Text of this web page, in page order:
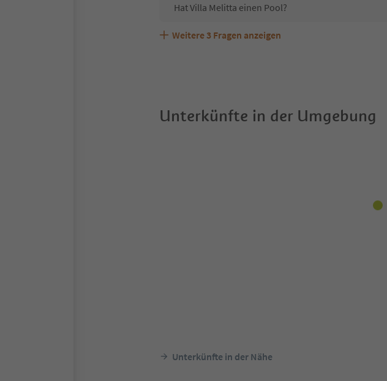
Hat Villa Melitta einen Pool?
Sind Haustiere in der Unterkunft Villa Melitta erlaubt?
Welche Services bietet Villa Melitta?
Weitere 3 Fragen anzeigen
Unterkünfte in der Umgebung
Unterkünfte in der Nähe